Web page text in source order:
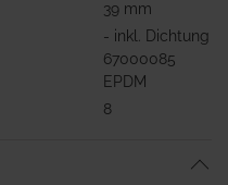
39 mm
- inkl. Dichtung
67000085
EPDM
8